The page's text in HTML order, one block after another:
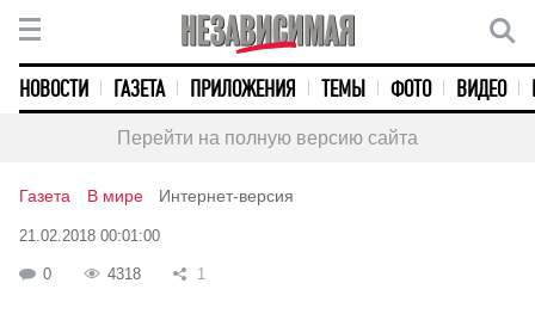
НОВОСТИ ГАЗЕТА ПРИЛОЖЕНИЯ ТЕМЫ ФОТО ВИДЕО
Перейти на полную версию сайта
Газета В мире Интернет-версия
21.02.2018 00:01:00
0 4318 1